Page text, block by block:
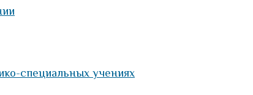
специальных учениях